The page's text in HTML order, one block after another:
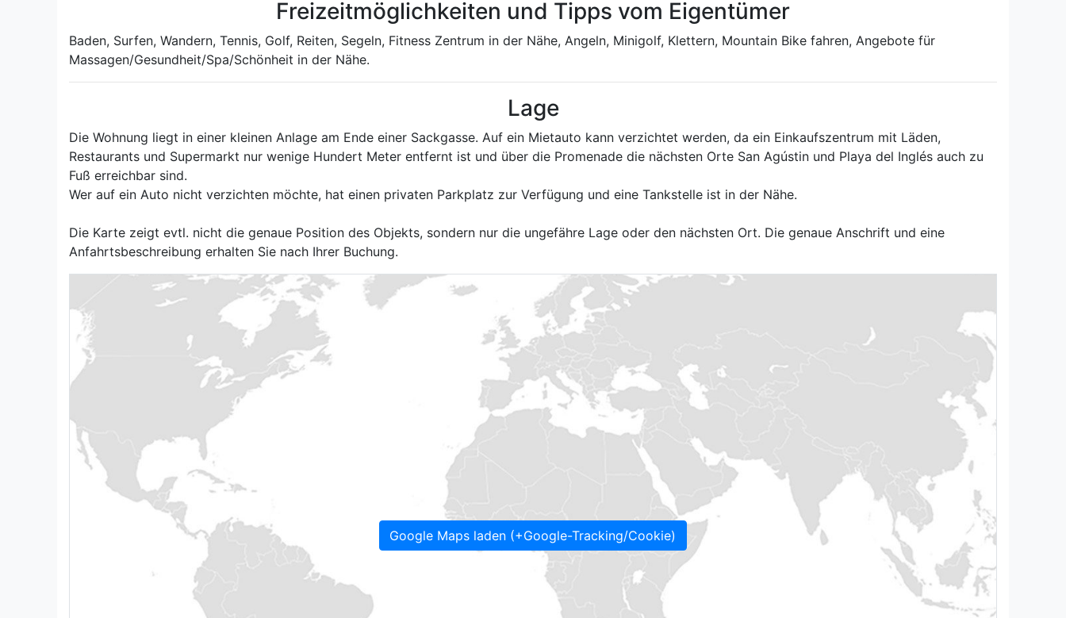
Freizeitmöglichkeiten und Tipps vom Eigentümer
Baden, Surfen, Wandern, Tennis, Golf, Reiten, Segeln, Fitness Zentrum in der Nähe, Angeln, Minigolf, Klettern, Mountain Bike fahren, Angebote für
Massagen/Gesundheit/Spa/Schönheit in der Nähe.
Lage
Die Wohnung liegt in einer kleinen Anlage am Ende einer Sackgasse. Auf ein Mietauto kann verzichtet werden, da ein Einkaufszentrum mit Läden,
Restaurants und Supermarkt nur wenige Hundert Meter entfernt ist und über die Promenade die nächsten Orte San Agústin und Playa del Inglés auch zu
Fuß erreichbar sind.
Wer auf ein Auto nicht verzichten möchte, hat einen privaten Parkplatz zur Verfügung und eine Tankstelle ist in der Nähe.
Die Karte zeigt evtl. nicht die genaue Position des Objekts, sondern nur die ungefähre Lage oder den nächsten Ort. Die genaue Anschrift und eine
Anfahrtsbeschreibung erhalten Sie nach Ihrer Buchung.
Google Maps laden (+Google-Tracking/Cookie)